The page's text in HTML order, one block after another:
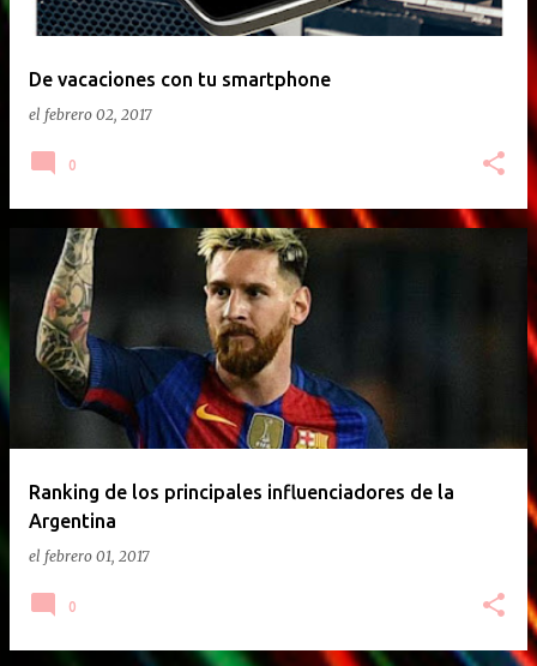
De vacaciones con tu smartphone
el febrero 02, 2017
0
Ranking de los principales influenciadores de la
Argentina
el febrero 01, 2017
0